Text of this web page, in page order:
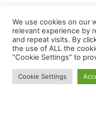
BösesVinyl
We use cookies on our
relevant experience by
and repeat visits. By
the use of ALL the
"Cookie Settings" to
Cookie Settings